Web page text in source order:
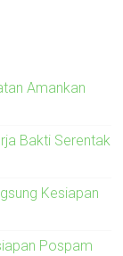
Amankan
Bakti Serentak
Kesiapan
Pospam